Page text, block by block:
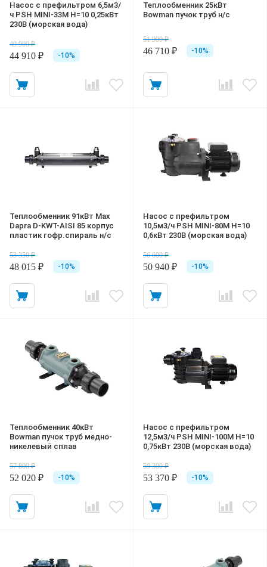
Насос с префильтром 6,5м3/
ч PSH MINI-33M Н=10 0,25кВт
230В (морская вода)
49 900 ₽
44 910 ₽ -10%
Теплообменник 25кВт
Bowman пучок труб н/с
51 900 ₽
46 710 ₽ -10%
Теплообменник 91кВт Max
Dapra D-KWT-AISI 85 корпус
пластик гофр.спираль н/с
53 350 ₽
48 015 ₽ -10%
Насос с префильтром
10,5м3/ч PSH MINI-80M Н=10
0,6кВт 230В (морская вода)
56 600 ₽
50 940 ₽ -10%
Теплообменник 40кВт
Bowman пучок труб медно-
никелевый сплав
57 800 ₽
52 020 ₽ -10%
Насос с префильтром
12,5м3/ч PSH MINI-100M Н=10
0,75кВт 230В (морская вода)
59 300 ₽
53 370 ₽ -10%